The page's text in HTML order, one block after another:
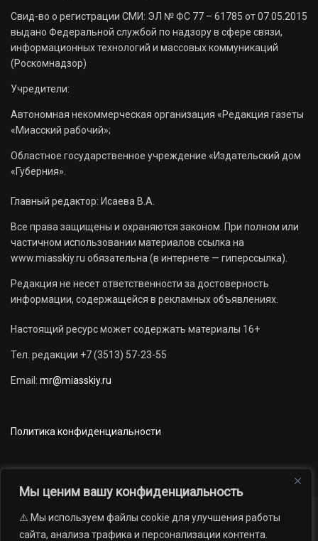
Мы ценим вашу конфиденциальность
⚠️ Мы используем файлы cookie для улучшения работы
сайта, анализа трафика и персонализации контента.
Свид-во о регистрации СМИ: ЭЛ № ФС 77 – 61785 от 07.05.2015
выдано Федеральной службой по надзору в сфере связи,
информационных технологий и массовых коммуникаций
(Роскомнадзор)
Учредители:
Автономная некоммерческая организация «Редакция газеты
«Миасский рабочий»;
Областное государственное учреждение «Издательский дом
«Губерния».
Главный редактор: Исаева В.А.
Все права защищены и охраняются законом. При полном или
частичном использовании материалов ссылка на
www.miasskiy.ru обязательна (в интернете — гиперссылка).
Редакция не несет ответственности за достоверность
информации, содержащейся в рекламных объявлениях.
Настоящий ресурс может содержать материалы 16+
Тел. редакции +7 (3513) 57-23-55
Email: mr@miasskiy.ru
Политика конфиденциальности
Новости Наши проекты
Официально